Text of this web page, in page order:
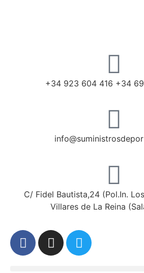
+34 923 604 416 +34
C/ Fidel Bautista,24 (Pol.In.
Villares de La Reina